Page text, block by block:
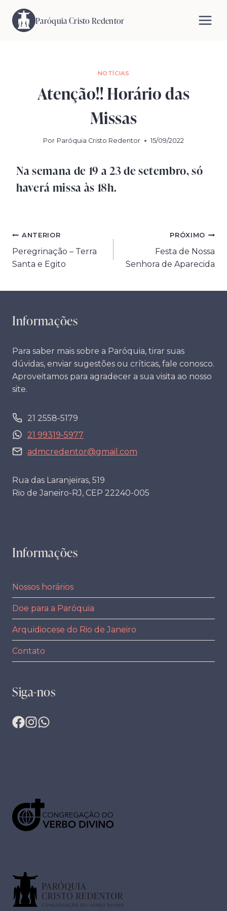
para
Paróquia Cristo Redentor
NOTÍCIAS
Atenção!! Horário das
Missas
Por Paróquia Cristo Redentor 15/09/2022
Na semana de 19 a 23 de setembro, só
haverá missa às 18h.
Navegação
de
ANTERIOR
Peregrinação – Terra
Santa e Egito
PRÓXIMO
Festa de Nossa
Senhora de Aparecida
Informações
Para saber mais sobre a Paróquia, tirar suas
dúvidas, enviar sugestões ou críticas, fale conosco.
Aproveitamos para agradecer a sua visita ao nosso
site.
21 2558-5179
21 99319-5977
admcredentor@gmail.com
Rua das Laranjeiras, 519
Rio de Janeiro-RJ, CEP 22240-005
Informações
Nossos horários
Doe para a Paróquia
Arquidiocese do Rio de Janeiro
Contato
Siga-nos